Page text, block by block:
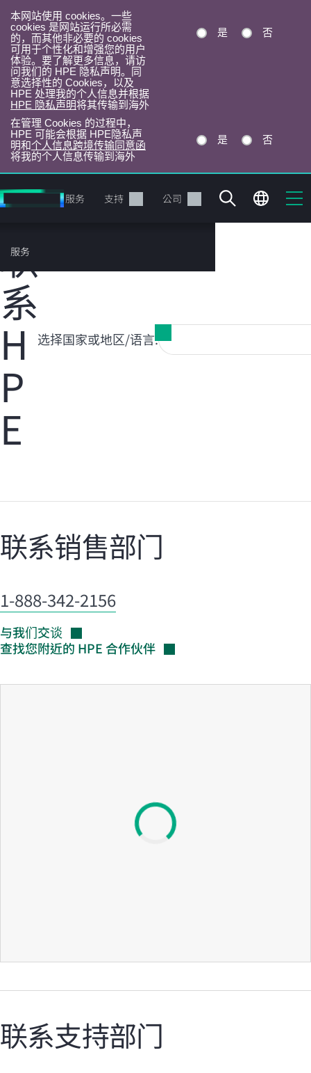
本网站使用 cookies。一些
cookies 是网站运行所必需
的，而其他非必要的 cookies
可用于个性化和增强您的用户
体验。要了解更多信息，请访
问我们的 HPE 隐私声明。同
意选择性的 Cookies，以及
HPE 处理我的个人信息并根据
HPE 隐私声明将其传输到海外
是 否
在管理 Cookies 的过程中，
HPE 可能会根据 HPE隐私声
明和个人信息跨境传输同意函
将我的个人信息传输到海外
是 否
转
到
目
录
服务 支持 公司
服务
联
系
H
P
E
选择国家或地区/语言:
联系销售部门
1-888-342-2156
与我们交谈
查找您附近的 HPE合作伙伴
联系支持部门